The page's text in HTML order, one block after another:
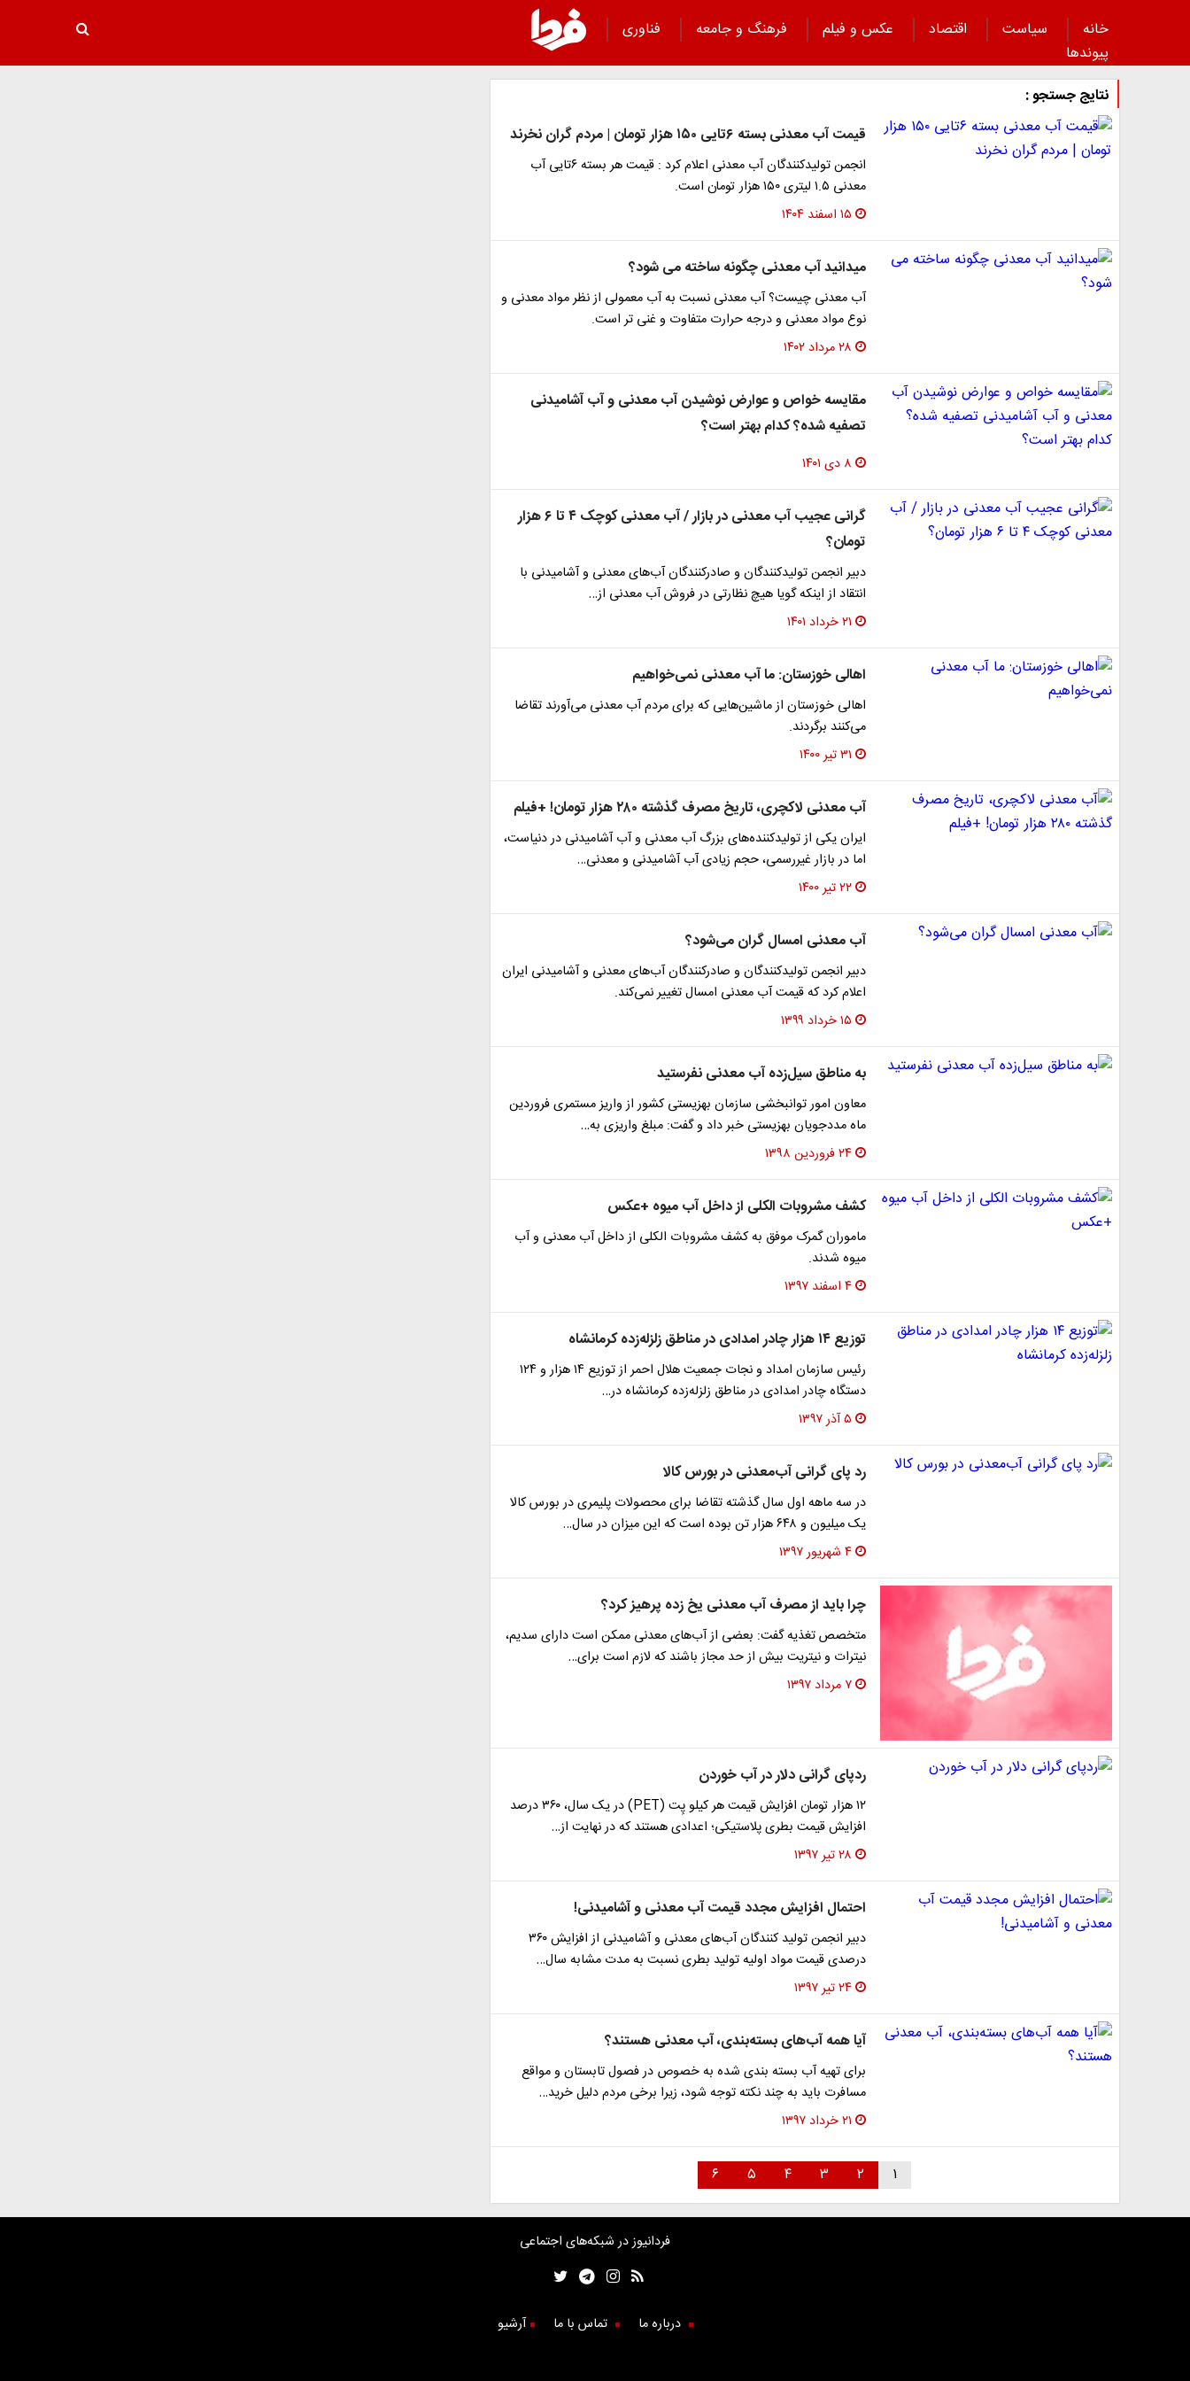
خانه سیاست اقتصاد عکس و فیلم فرهنگ و جامعه
فناوری
پیوند‌ها
نتایج جستجو :
قیمت آب معدنی بسته ۶تایی ۱۵۰ هزار تومان | مردم گران نخرند
انجمن تولیدکنندگان آب معدنی اعلام کرد : قیمت هر بسته ۶تایی آب
معدنی ۱.۵ لیتری ۱۵۰ هزار تومان است.
۱۵ اسفند ۱۴۰۴
میدانید آب معدنی چگونه ساخته می شود؟
آب معدنی چیست؟ آب معدنی نسبت به آب معمولی از نظر مواد معدنی و
نوع مواد معدنی و درجه حرارت متفاوت و غنی تر است.
۲۸ مرداد ۱۴۰۲
مقایسه خواص و عوارض نوشیدن آب معدنی و آب آشامیدنی
تصفیه شده؟ کدام بهتر است؟
۸ دی ۱۴۰۱
گرانی عجیب آب معدنی در بازار / آب معدنی کوچک ۴ تا ۶ هزار
تومان؟
دبیر انجمن تولیدکنندگان و صادرکنندگان آب‌های معدنی و آشامیدنی با
انتقاد از اینکه گویا هیچ نظارتی در فروش آب معدنی از…
۲۱ خرداد ۱۴۰۱
اهالی خوزستان: ما آب معدنی نمی‌خواهیم
اهالی خوزستان از ماشین‌هایی که برای مردم آب معدنی می‌آورند تقاضا
می‌کنند برگردند.
۳۱ تیر ۱۴۰۰
آب معدنی لاکچری، تاریخ مصرف گذشته ۲۸۰ هزار تومان! +فیلم
ایران یکی از تولیدکننده‌های بزرگ آب معدنی و آب آشامیدنی در دنیاست،
اما در بازار غیررسمی، حجم زیادی آب آشامیدنی و معدنی…
۲۲ تیر ۱۴۰۰
آب معدنی امسال گران می‌شود؟
دبیر انجمن تولیدکنندگان و صادرکنندگان آب‌های معدنی و آشامیدنی ایران
اعلام کرد که قیمت آب معدنی امسال تغییر نمی‌کند.
۱۵ خرداد ۱۳۹۹
به مناطق سیل‌زده آب معدنی نفرستید
معاون امور توانبخشی سازمان بهزیستی کشور از واریز مستمری فروردین
ماه مددجویان بهزیستی خبر داد و گفت: مبلغ واریزی به…
۲۴ فروردین ۱۳۹۸
کشف مشروبات الکلی از داخل آب میوه +عکس
ماموران گمرک موفق به کشف مشروبات الکلی از داخل آب معدنی و آب
میوه شدند.
۴ اسفند ۱۳۹۷
توزیع ۱۴ هزار چادر امدادی در مناطق زلزله‌زده کرمانشاه
رئیس سازمان امداد و نجات جمعیت هلال احمر از توزیع ۱۴ هزار و ۱۲۴
دستگاه چادر امدادی در مناطق زلزله‌زده کرمانشاه در…
۵ آذر ۱۳۹۷
رد پای گرانی آب‌معدنی در بورس کالا
در سه ماهه اول سال گذشته تقاضا برای محصولات پلیمری در بورس کالا
یک میلیون و ۶۴۸ هزار تن بوده است که این میزان در سال…
۴ شهریور ۱۳۹۷
چرا باید از مصرف آب معدنی یخ زده پرهیز کرد؟
متخصص تغذیه گفت: بعضی از آب‌های معدنی ممکن است دارای سدیم،
نیترات و نیتریت بیش از حد مجاز باشند که لازم است برای…
۷ مرداد ۱۳۹۷
ردپای گرانی دلار در آب خوردن
۱۲ هزار تومان افزایش قیمت هر کیلو پِت (PET) در یک سال، ۳۶۰ درصد
افزایش قیمت بطری پلاستیکی؛ اعدادی هستند که در نهایت از…
۲۸ تیر ۱۳۹۷
احتمال افزایش مجدد قیمت آب معدنی و آشامیدنی!
دبیر انجمن تولید کنندگان آب‌های معدنی و آشامیدنی از افزایش ۳۶۰
درصدی قیمت مواد اولیه تولید بطری نسبت به مدت مشابه سال…
۲۴ تیر ۱۳۹۷
آیا همه آب‌های بسته‌بندی، آب معدنی هستند؟
برای تهیه آب بسته بندی شده به خصوص در فصول تابستان و مواقع
مسافرت باید به چند نکته توجه شود، زیرا برخی مردم دلیل خرید…
۲۱ خرداد ۱۳۹۷
۱ ۲ ۳ ۴ ۵ ۶
فردانیوز در شبکه‌های اجتماعی
درباره ما تماس با ما آرشیو